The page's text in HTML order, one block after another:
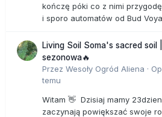
kończę póki co z nimi
i sporo automatów od Bud
Living Soil Soma's sacred soil
sezonowa🔥
Przez Wesoły Ogród Aliena ·
temu
Witam 👋 Dzisiaj mamy
zaczynają powiększać swoje